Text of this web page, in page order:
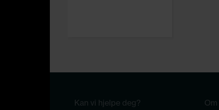
Kan vi hjelpe deg?